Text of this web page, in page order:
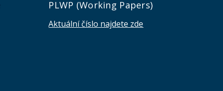
PLWP (Working Papers)
Aktuální číslo najdete zde